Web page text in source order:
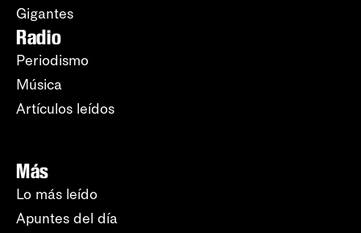
Gigantes
Radio
Periodismo
Música
Artículos leídos
Más
Lo más leído
Apuntes del día